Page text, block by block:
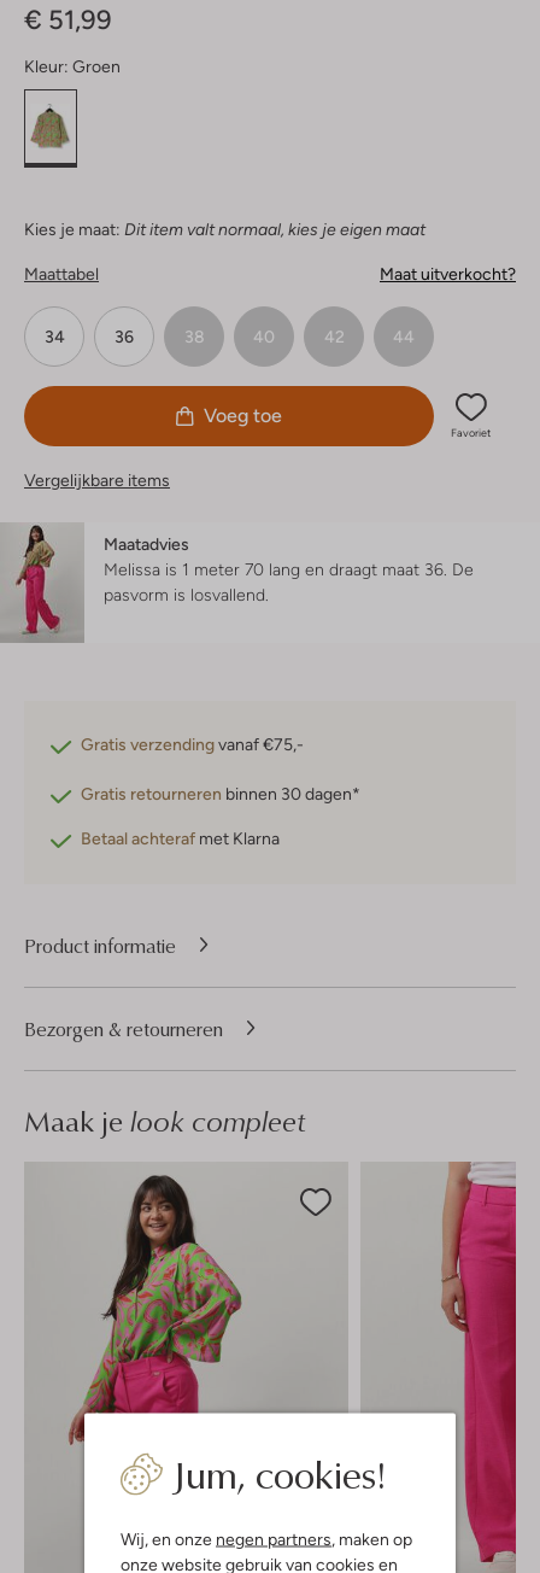
Jum, cookies!
Wij, en onze negen partners, maken op
onze website gebruik van cookies en
€ 51,99
Kleur: Groen
Kies je maat: Dit item valt normaal, kies je eigen maat
Maattabel Maat uitverkocht?
34 36 38 40 42 44
Voeg toe
Favoriet
Vergelijkbare items
Maatadvies
Melissa is 1 meter 70 lang en draagt maat 36. De
pasvorm is losvallend
Gratis verzendingvanaf €75,-
Gratis retourneren binnen 30 dagen*
Betaal achteraf met Klarna
Product informatie
Bezorgen & retourneren
Maak je look compleet